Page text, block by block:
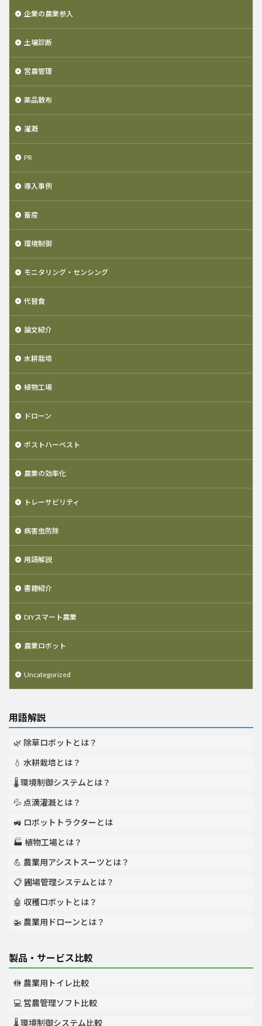
企業の農業参入
土壌診断
営農管理
薬品散布
灌漑
PR
導入事例
畜産
環境制御
モニタリング・センシング
代替食
論文紹介
水耕栽培
植物工場
ドローン
ポストハーベスト
農業の効率化
トレーサビリティ
病害虫防除
用語解説
書籍紹介
DIYスマート農業
農業ロボット
Uncategorized
用語解説
🌿 除草ロボットとは？
💧 水耕栽培とは？
🌡️ 環境制御システムとは？
💦 点滴灌漑とは？
🚜 ロボットトラクターとは
🏭 植物工場とは？
💪 農業用アシストスーツとは？
📋 圃場管理システムとは？
🤖 収穫ロボットとは？
🚁 農業用ドローンとは？
製品・サービス比較
🚻 農業用トイレ比較
💻 営農管理ソフト比較
🌡️ 環境制御システム比較